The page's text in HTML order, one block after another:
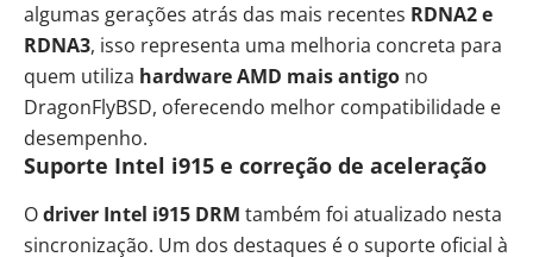
algumas gerações atrás das mais recentes RDNA2 e
RDNA3, isso representa uma melhoria concreta para
quem utiliza hardware AMD mais antigo no
DragonFlyBSD, oferecendo melhor compatibilidade e
desempenho.
Suporte Intel i915 e correção de aceleração
Odriver Intel i915 DRM também foi atualizado nesta
sincronização. Um dos destaques é o suporte oficial à